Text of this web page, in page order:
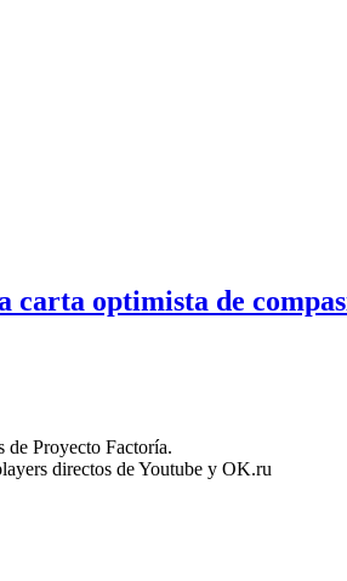
carta optimista de
Proyecto Factoría.
directos de Youtube y OK.ru